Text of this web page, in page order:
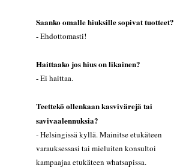
Saanko omalle hiuksille sopivat tuotteet?
- Ehdottomasti!
Haittaako jos hius on likainen?
- Ei haittaa.
Teettekö ollenkaan kasvivärejä tai
savivaalennuksia?
- Helsingissä kyllä. Mainitse etukäteen
varauksessasi tai mieluiten konsultoi
kampaajaa etukäteen whatsapissa.